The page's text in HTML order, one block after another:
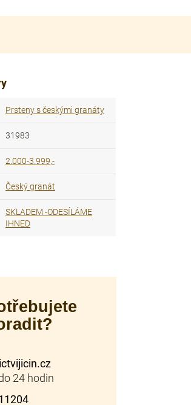
Prsteny s českými granáty
31983
2.000-3.999,-
Český granát
SKLADEM -ODESÍLÁME
IHNED